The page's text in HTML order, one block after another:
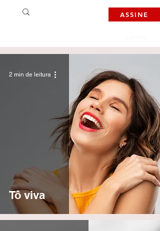
ASSINE
Tô viva
2 min de leitura